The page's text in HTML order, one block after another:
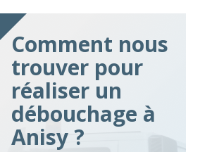
Comment nous
trouver pour
réaliser un
débouchage à
Anisy ?